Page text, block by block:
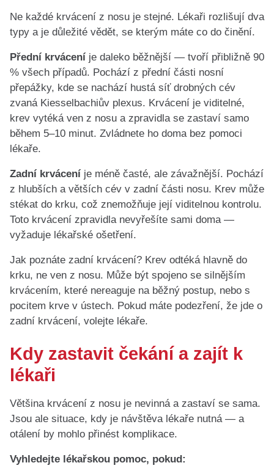
Ne každé krvácení z nosu je stejné. Lékaři rozlišují dva
typy a je důležité vědět, se kterým máte co do činění.
Přední krvácení je daleko běžnější — tvoří přibližně 90
% všech případů. Pochází z přední části nosní
přepážky, kde se nachází hustá síť drobných cév
zvaná Kiesselbachiův plexus. Krvácení je viditelné,
krev vytéká ven z nosu a zpravidla se zastaví samo
během 5–10 minut. Zvládnete ho doma bez pomoci
lékaře.
Zadní krvácení je méně časté, ale závažnější. Pochází
z hlubších a větších cév v zadní části nosu. Krev může
stékat do krku, což znemožňuje její viditelnou kontrolu.
Toto krvácení zpravidla nevyřešíte sami doma —
vyžaduje lékařské ošetření.
Jak poznáte zadní krvácení? Krev odtéká hlavně do
krku, ne ven z nosu. Může být spojeno se silnějším
krvácením, které nereaguje na běžný postup, nebo s
pocitem krve v ústech. Pokud máte podezření, že jde o
zadní krvácení, volejte lékaře.
Kdy zastavit čekání a zajít k
lékaři
Většina krvácení z nosu je nevinná a zastaví se sama.
Jsou ale situace, kdy je návštěva lékaře nutná — a
otálení by mohlo přinést komplikace.
Vyhledejte lékařskou pomoc, pokud: